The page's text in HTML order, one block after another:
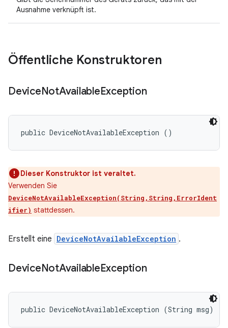
Ausnahme verknüpft ist.
Öffentliche Konstruktoren
DeviceNotAvailableException
public DeviceNotAvailableException ()
Dieser Konstruktor ist veraltet.
Verwenden Sie
DeviceNotAvailableException(String,String,ErrorIdent
ifier) stattdessen.
Erstellt eine DeviceNotAvailableException .
DeviceNotAvailableException
public DeviceNotAvailableException (String msg)